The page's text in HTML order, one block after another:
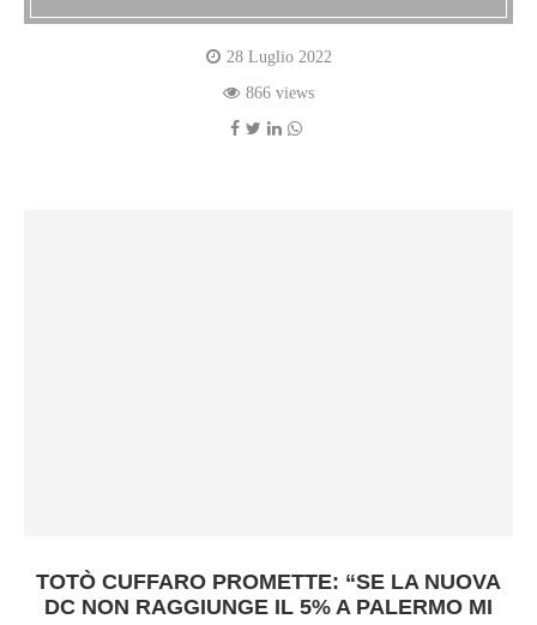
28 Luglio 2022
866 views
TOTÒ CUFFARO PROMETTE: “SE LA NUOVA
DC NON RAGGIUNGE IL 5% A PALERMO MI